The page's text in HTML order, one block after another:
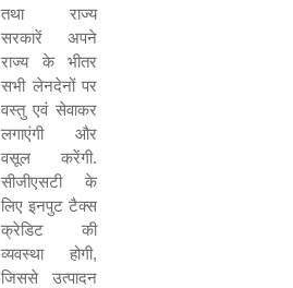
तथा राज्य
सरकारें अपने
राज्य के भीतर
सभी लेनदेनों पर
वस्तु एवं सेवाकर
लगाएंगी और
वसूल करेंगी.
सीजीएसटी के
लिए इनपुट टैक्स
क्रेडिट की
व्यवस्था होगी,
जिससे उत्पादन